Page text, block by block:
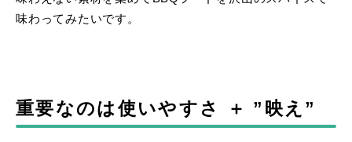
味わってみたいです。
重要なのは使いやすさ ＋ ”映え”